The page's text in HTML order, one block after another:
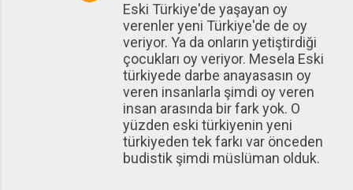
Eski Türkiye'de yaşayan oy
verenler yeni Türkiye'de de oy
veriyor. Ya da onların yetiştirdiği
çocukları oy veriyor. Mesela Eski
türkiyede darbe anayasasın oy
veren insanlarla şimdi oy veren
insan arasında bir fark yok. O
yüzden eski türkiyenin yeni
türkiyeden tek farkı var önceden
budistik şimdi müslüman olduk.